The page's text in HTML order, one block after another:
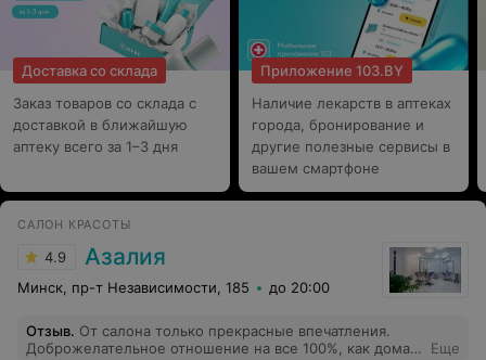
Доставка со склада
Заказ товаров со склада с
доставкой в ближайшую
аптеку всего за 1–3 дня
Приложение 103.BY
Наличие лекарств в аптеках
города, бронирование и
другие полезные сервисы в
вашем смартфоне
САЛОН КРАСОТЫ
4.9 Азалия
Минск, пр-т Независимости, 185 до 20:00
Отзыв. От салона только прекрасные впечатления.
Доброжелательное отношение на все 100%, как дома!
Еще